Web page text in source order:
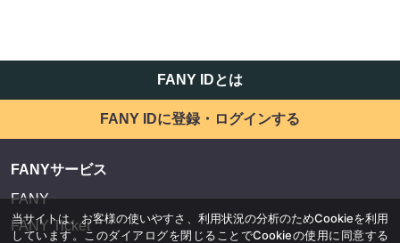
FANY IDとは
FANY IDに登録・ログインする
FANYサービス
FANY
FANY Ticket
当サイトは、お客様の使いやすさ、利用状況の分析のためCookieを利用
しています。このダイアログを閉じることでCookieの使用に同意する